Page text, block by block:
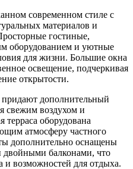
современном стиле с
материалов и
гостиные,
оборудованием и уютные
для жизни. Большие окна
освещение, подчеркивая
открытости.
дополнительный
свежим воздухом и
оборудована
атмосферу частного
дополнительно оснащены
двойными балконами, что
и возможностей для отдыха.